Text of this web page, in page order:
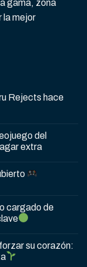
gama, zona
la mejor
Rejects hace
del
extra
cargado de
su corazón: